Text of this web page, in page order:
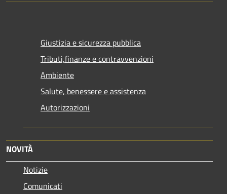
Giustizia e sicurezza pubblica
Tributi,finanze e contravvenzioni
Ambiente
Salute, benessere e assistenza
Autorizzazioni
NOVITÀ
Notizie
Comunicati